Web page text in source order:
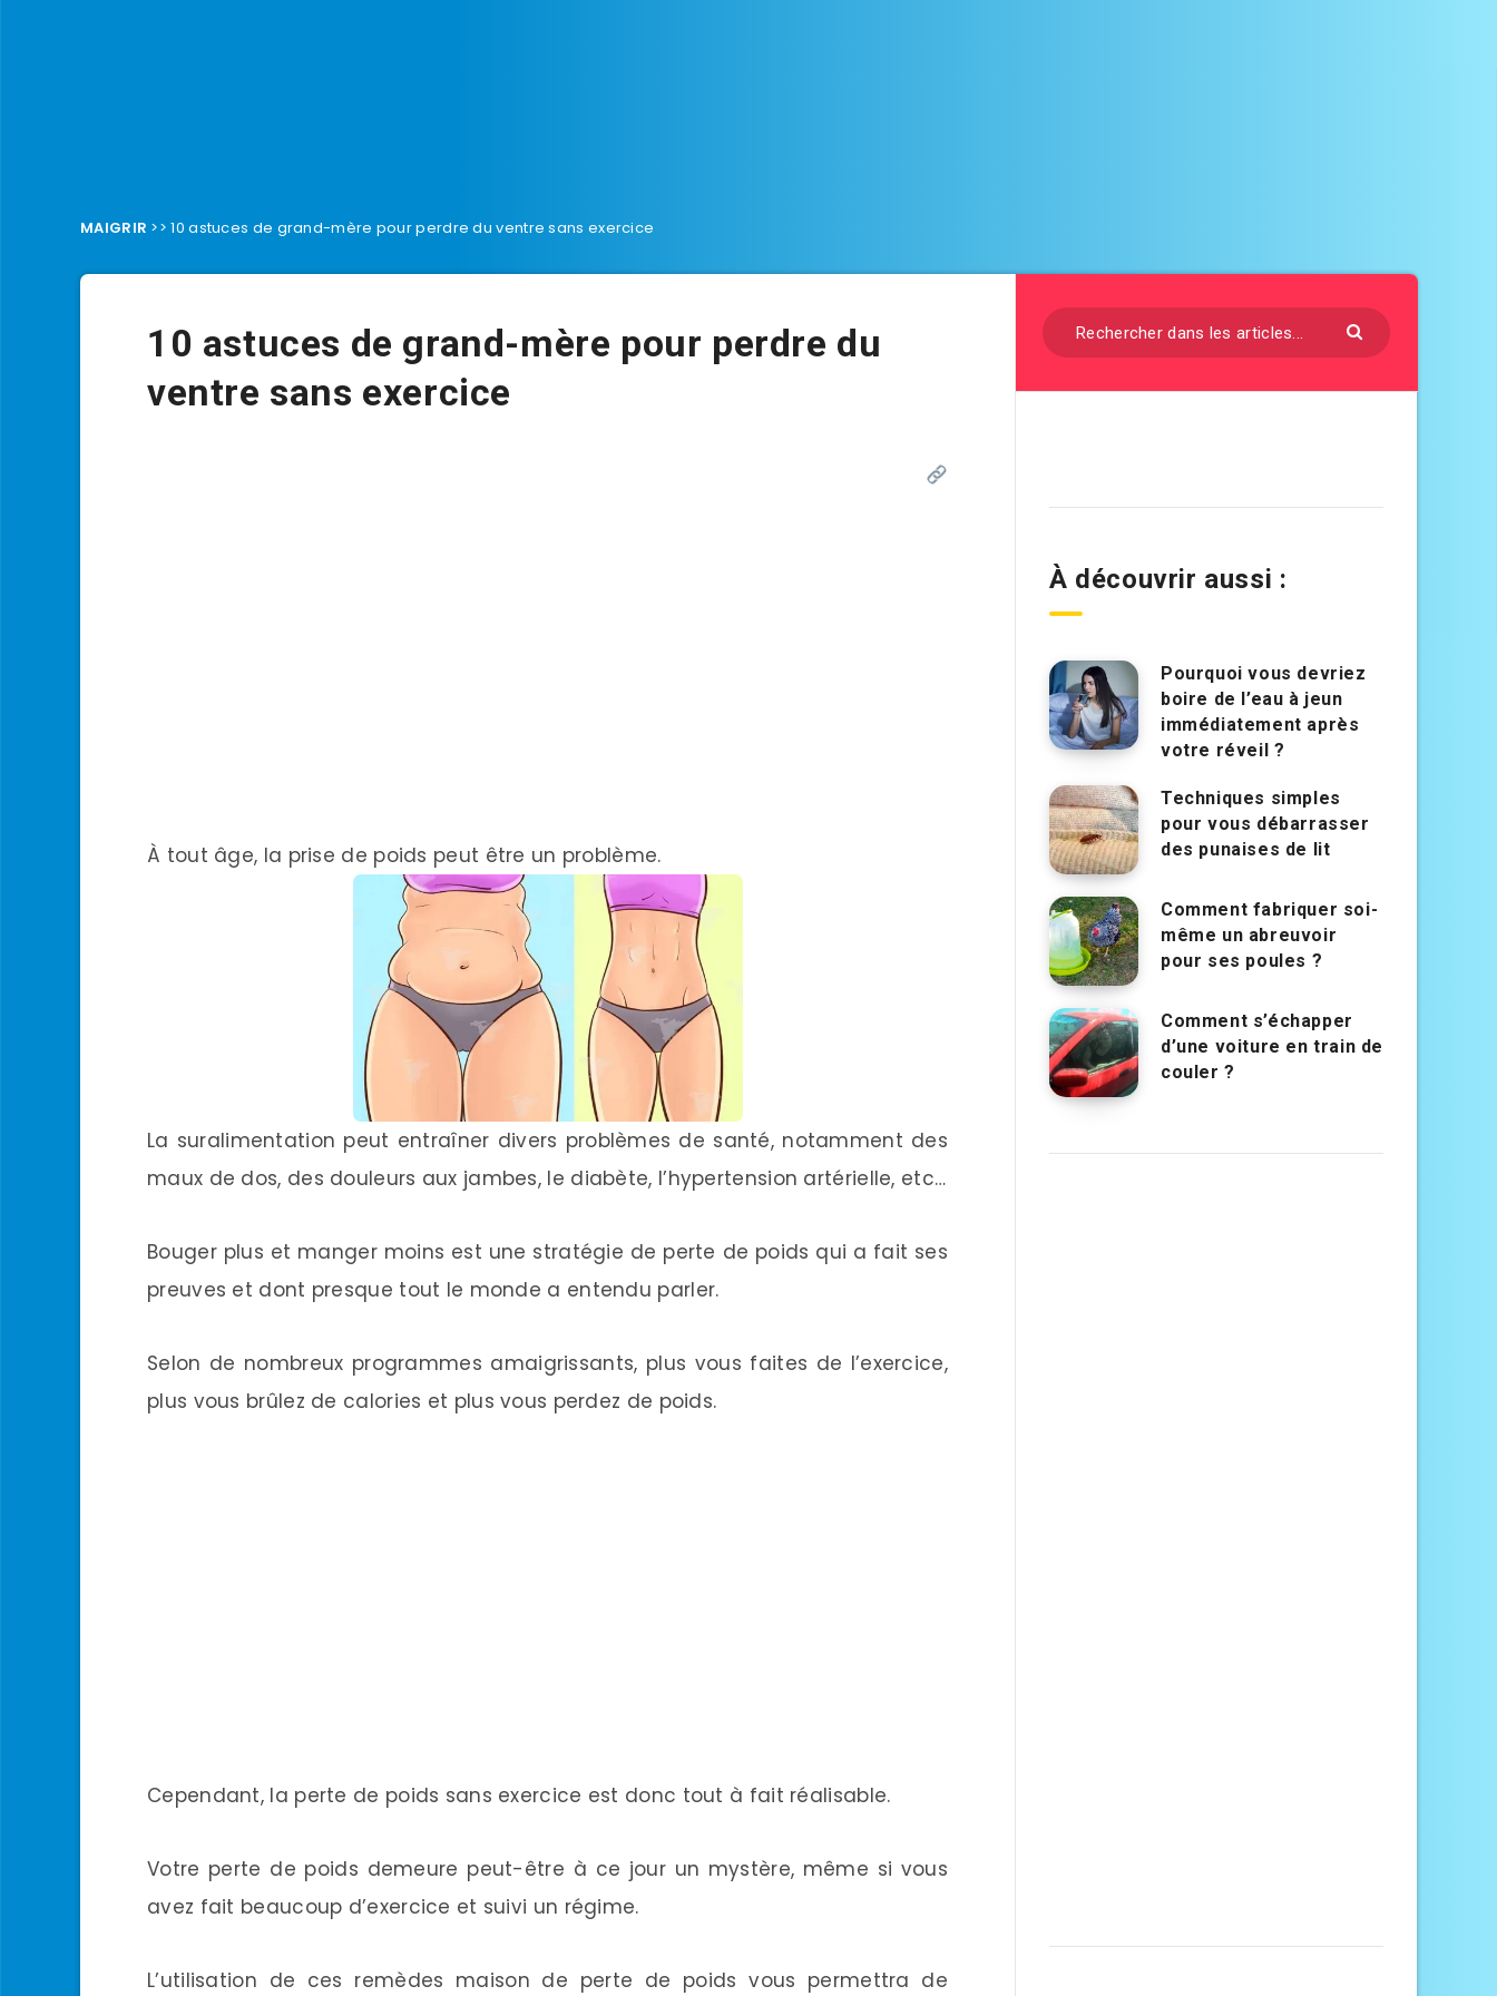
MAIGRIR >>10 astuces de grand-mère pour perdre du ventre sans exercice
10 astuces de grand-mère pour perdre du
ventre sans exercice
À tout âge, la prise de poids peut être un problème.
La suralimentation peut entraîner divers problèmes de santé, notamment des
maux de dos, des douleurs aux jambes, le diabète, l’hypertension artérielle, etc…
Bouger plus et manger moins est une stratégie de perte de poids qui a fait ses
preuves et dont presque tout le monde a entendu parler.
Selon de nombreux programmes amaigrissants, plus vous faites de l’exercice,
plus vous brûlez de calories et plus vous perdez de poids.
Cependant, la perte de poids sans exercice est donc tout à fait réalisable.
Votre perte de poids demeure peut-être à ce jour un mystère, même si vous
avez fait beaucoup d’exercice et suivi un régime.
L’utilisation de ces remèdes maison de perte de poids vous permettra de
À découvrir aussi :
Pourquoi vous devriez
boire de l’eau à jeun
immédiatement après
votre réveil ?
Techniques simples
pour vous débarrasser
des punaises de lit
Comment fabriquer soi-
même un abreuvoir
pour ses poules ?
Comment s’échapper
d’une voiture en train de
couler ?